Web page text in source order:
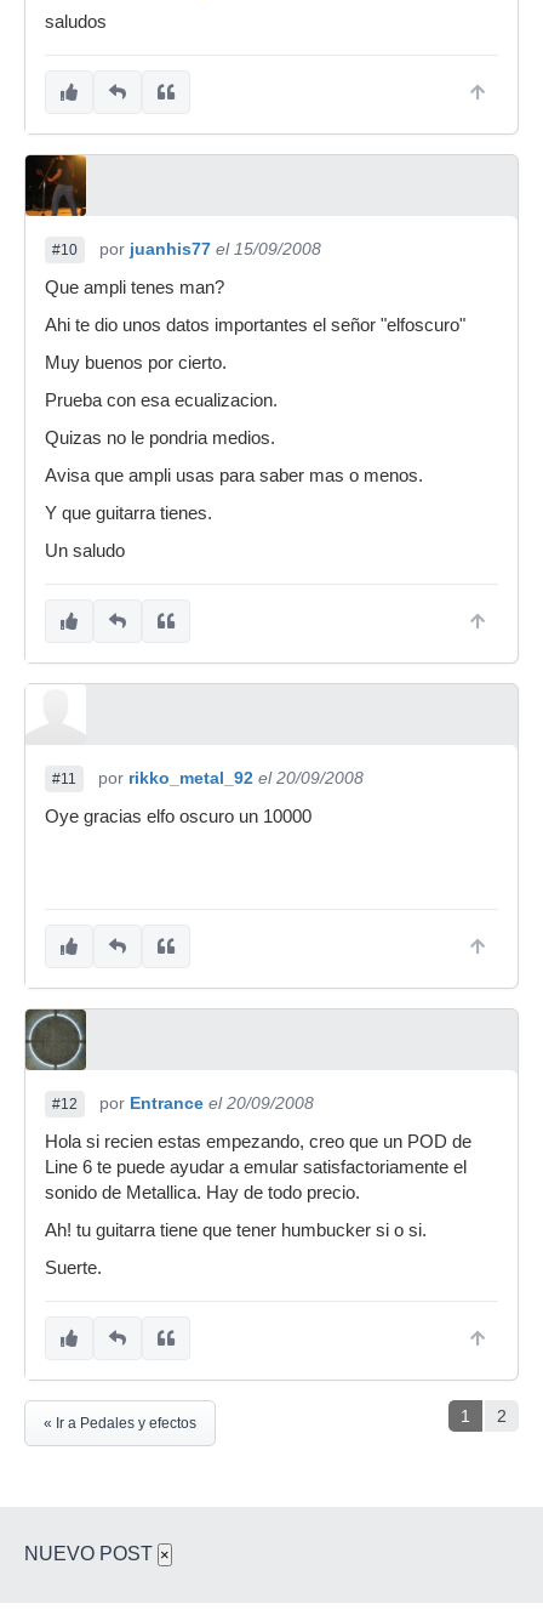
saludos
#10 por juanhis77 el 15/09/2008
Que ampli tenes man?
Ahi te dio unos datos importantes el señor "elfoscuro"
Muy buenos por cierto.
Prueba con esa ecualizacion.
Quizas no le pondria medios.
Avisa que ampli usas para saber mas o menos.
Y que guitarra tienes.
Un saludo
#11 por rikko_metal_92 el 20/09/2008
Oye gracias elfo oscuro un 10000
#12 por Entrance el 20/09/2008
Hola si recien estas empezando, creo que un POD de
Line 6 te puede ayudar a emular satisfactoriamente el
sonido de Metallica. Hay de todo precio.
Ah! tu guitarra tiene que tener humbucker si o si.
Suerte.
1 2
« Ir a Pedales y efectos
NUEVO POST ×